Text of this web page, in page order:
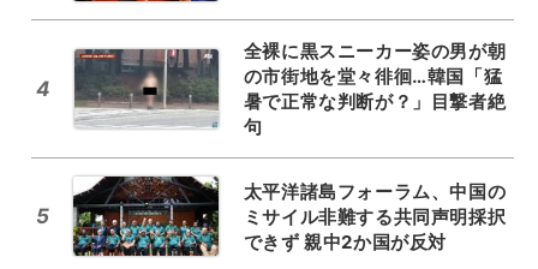
4
全裸に黒スニーカー姿の男が朝
の市街地を堂々徘徊…韓国「猛
暑で正常な判断が？」目撃者絶
句
5
太平洋諸島フォーラム、中国の
ミサイル非難する共同声明採択
できず 親中2か国が反対